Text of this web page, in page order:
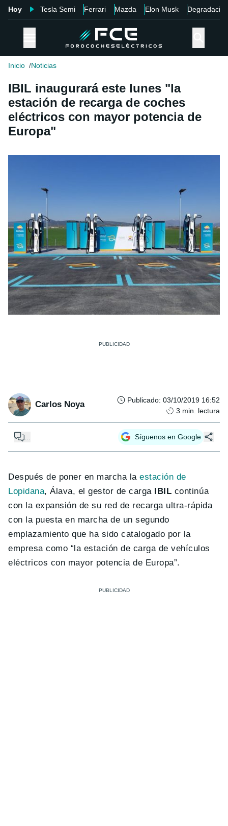
Hoy Tesla Semi Ferrari Mazda Elon Musk Degradación
Inicio Noticias
IBIL inaugurará este lunes "la
estación de recarga de coches
eléctricos con mayor potencia de
Europa"
Carlos Noya Publicado: 03/10/2019 16:52
3 min. lectura
Síguenos en Google
Después de poner en marcha laestación de
Lopidana, Álava, el gestor de carga IBIL continúa
con la expansión de su red de recarga ultra-rápida
con la puesta en marcha de un segundo
emplazamiento que ha sido catalogado por la
empresa como “la estación de carga de vehículos
eléctricos con mayor potencia de Europa”.